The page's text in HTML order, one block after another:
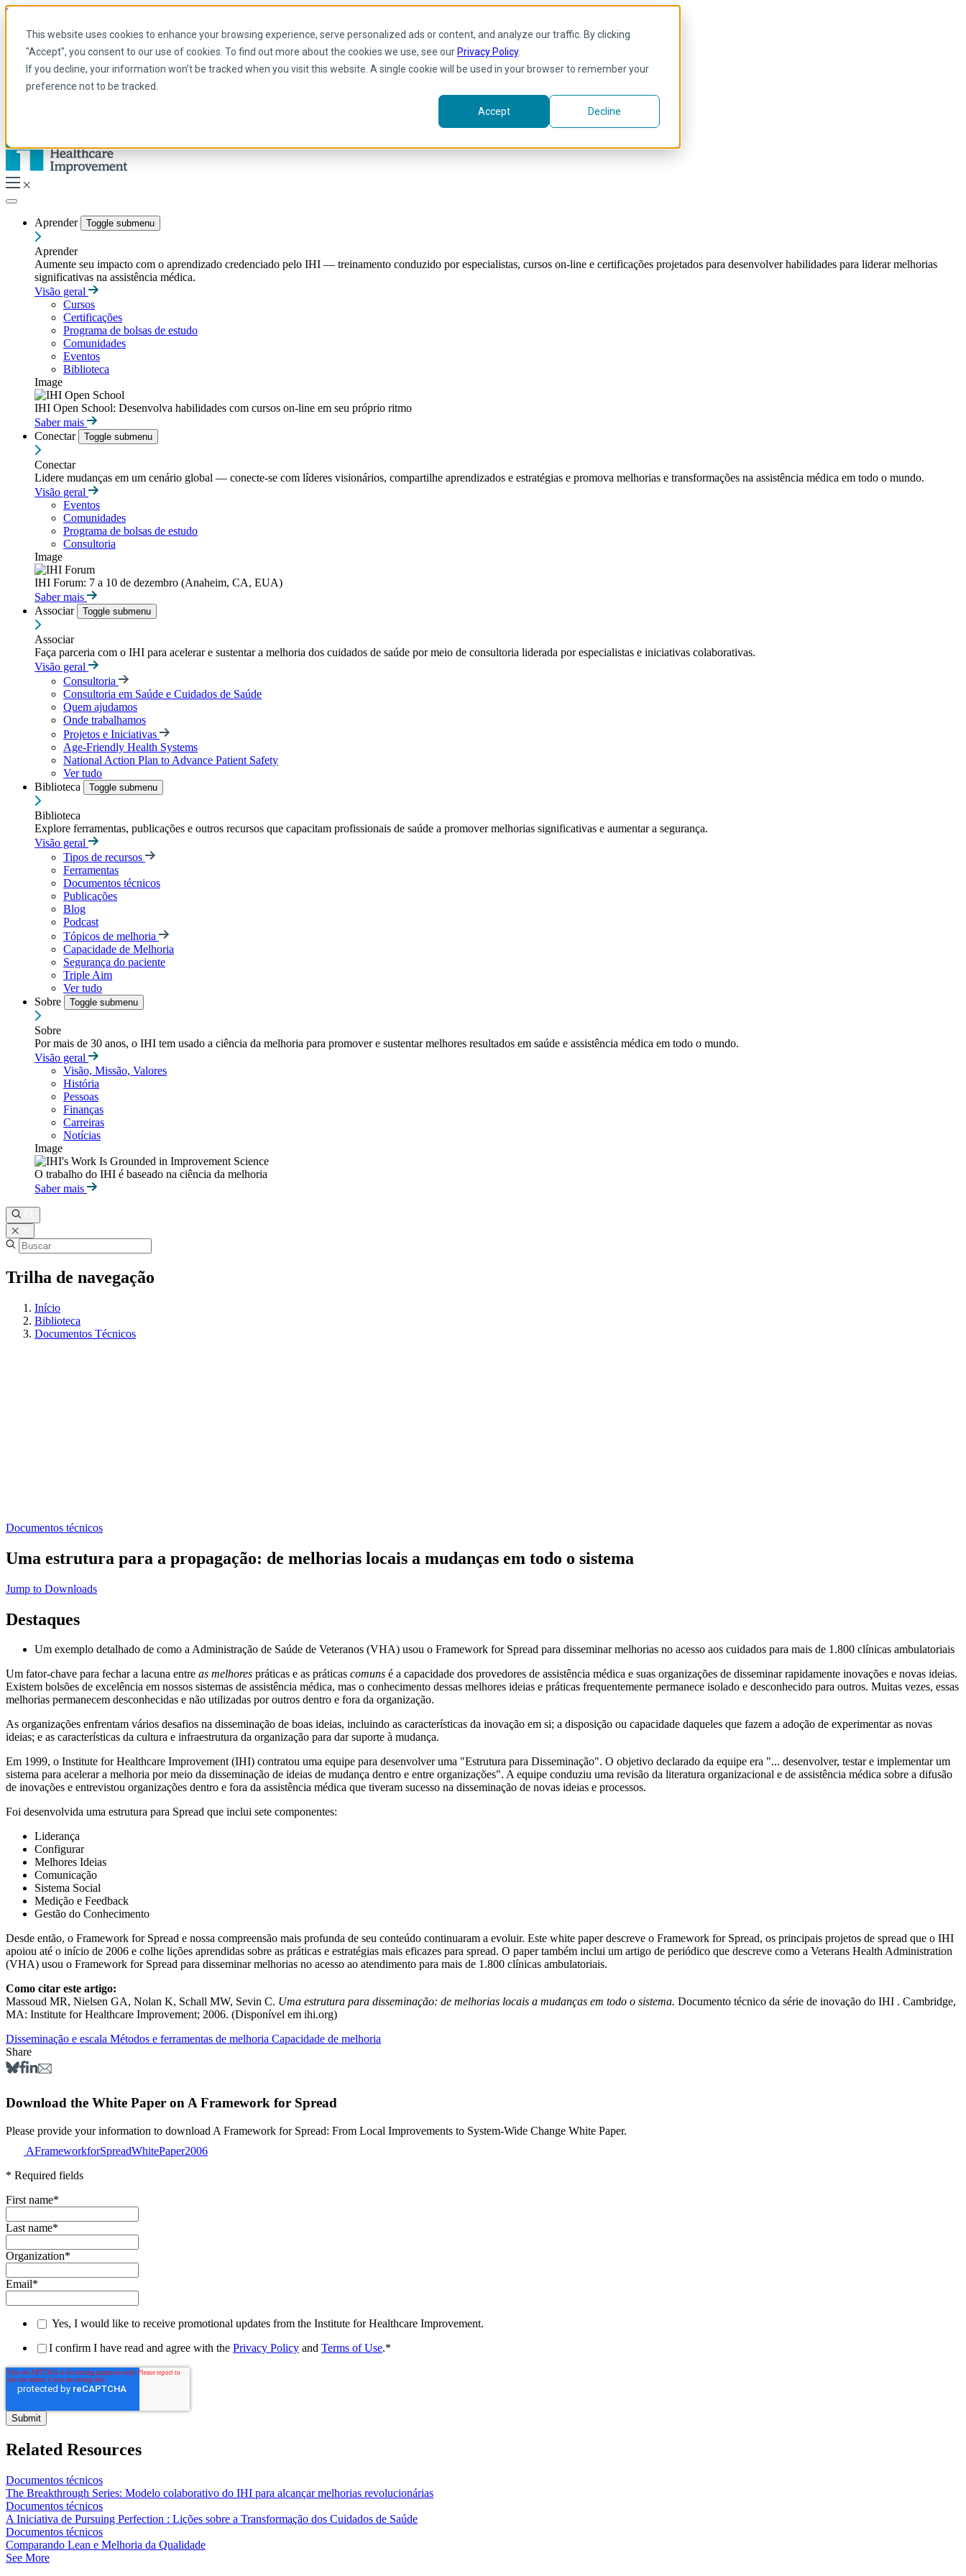
This website uses cookies to enhance your browsing experience, serve personalized ads or content, and analyze our traffic. By clicking
"Accept", you consent to our use of cookies. To find out more about the cookies we use, see our Privacy Policy.
If you decline, your information won’t be tracked when you visit this website. A single cookie will be used in your browser to remember your
preference not to be tracked.
Accept Decline
Skip to main content
Portuguese
Arabic
Inglês
Francês
Aprender Toggle submenu
Aprender
Aumente seu impacto com o aprendizado credenciado pelo IHI — treinamento conduzido por especialistas, cursos on-line e certificações projetados para desenvolver habilidades para liderar melhorias
significativas na assistência médica.
Visão geral
Cursos
Certificações
Programa de bolsas de estudo
Comunidades
Eventos
Biblioteca
Image
IHI Open School: Desenvolva habilidades com cursos on-line em seu próprio ritmo
Saber mais
Conectar
Toggle submenu
Conectar
Lidere mudanças em um cenário global — conecte-se com líderes visionários, compartilhe aprendizados e estratégias e promova melhorias e transformações na assistência médica em todo o mundo.
Visão geral
Eventos
Comunidades
Programa de bolsas de estudo
Consultoria
Image
IHI Forum: 7 a 10 de dezembro (Anaheim, CA, EUA)
Saber mais
Associar
Toggle submenu
Associar
Faça parceria com o IHI para acelerar e sustentar a melhoria dos cuidados de saúde por meio de consultoria liderada por especialistas e iniciativas colaborativas.
Visão geral
Consultoria
Consultoria em Saúde e Cuidados de Saúde
Quem ajudamos
Onde trabalhamos
Projetos e Iniciativas
Age-Friendly Health Systems
National Action Plan to Advance Patient Safety
Ver tudo
Biblioteca
Toggle submenu
Biblioteca
Explore ferramentas, publicações e outros recursos que capacitam profissionais de saúde a promover melhorias significativas e aumentar a segurança.
Visão geral
Tipos de recursos
Ferramentas
Documentos técnicos
Publicações
Blog
Podcast
Tópicos de melhoria
Capacidade de Melhoria
Segurança do paciente
Triple Aim
Ver tudo
Sobre
Toggle submenu
Sobre
Por mais de 30 anos, o IHI tem usado a ciência da melhoria para promover e sustentar melhores resultados em saúde e assistência médica em todo o mundo.
Visão geral
Visão, Missão, Valores
História
Pessoas
Finanças
Carreiras
Notícias
Image
O trabalho do IHI é baseado na ciência da melhoria
Saber mais
Trilha de navegação
Início
Biblioteca
Documentos Técnicos
Documentos técnicos
Uma estrutura para a propagação: de melhorias locais a mudanças em todo o sistema
Jump to Downloads
Destaques
Um exemplo detalhado de como a Administração de Saúde de Veteranos (VHA) usou o Framework for Spread para disseminar melhorias no acesso aos cuidados para mais de 1.800 clínicas ambulatoriais
Um fator-chave para fechar a lacuna entre as melhores práticas e as práticas comuns é a capacidade dos provedores de assistência médica e suas organizações de disseminar rapidamente inovações e novas ideias.
Existem bolsões de excelência em nossos sistemas de assistência médica, mas o conhecimento dessas melhores ideias e práticas frequentemente permanece isolado e desconhecido para outros. Muitas vezes, essas
melhorias permanecem desconhecidas e não utilizadas por outros dentro e fora da organização.
As organizações enfrentam vários desafios na disseminação de boas ideias, incluindo as características da inovação em si; a disposição ou capacidade daqueles que fazem a adoção de experimentar as novas
ideias; e as características da cultura e infraestrutura da organização para dar suporte à mudança.
Em 1999, o Institute for Healthcare Improvement (IHI) contratou uma equipe para desenvolver uma "Estrutura para Disseminação". O objetivo declarado da equipe era "... desenvolver, testar e implementar um
sistema para acelerar a melhoria por meio da disseminação de ideias de mudança dentro e entre organizações". A equipe conduziu uma revisão da literatura organizacional e de assistência médica sobre a difusão
de inovações e entrevistou organizações dentro e fora da assistência médica que tiveram sucesso na disseminação de novas ideias e processos.
Foi desenvolvida uma estrutura para Spread que inclui sete componentes:
Liderança
Configurar
Melhores Ideias
Comunicação
Sistema Social
Medição e Feedback
Gestão do Conhecimento
Desde então, o Framework for Spread e nossa compreensão mais profunda de seu conteúdo continuaram a evoluir. Este white paper descreve o Framework for Spread, os principais projetos de spread que o IHI
apoiou até o início de 2006 e colhe lições aprendidas sobre as práticas e estratégias mais eficazes para spread. O paper também inclui um artigo de periódico que descreve como a Veterans Health Administration
(VHA) usou o Framework for Spread para disseminar melhorias no acesso ao atendimento para mais de 1.800 clínicas ambulatoriais.
Como citar este artigo:
Massoud MR, Nielsen GA, Nolan K, Schall MW, Sevin C. Uma estrutura para disseminação: de melhorias locais a mudanças em todo o sistema. Documento técnico da série de inovação do IHI . Cambridge,
MA: Institute for Healthcare Improvement; 2006. (Disponível em ihi.org)
Disseminação e escala Métodos e ferramentas de melhoria Capacidade de melhoria
Share
Download the White Paper on A Framework for Spread
Please provide your information to download A Framework for Spread: From Local Improvements to System-Wide Change White Paper.
AFrameworkforSpreadWhitePaper2006
* Required fields
First name*
Last name*
Organization*
Email*
Yes, I would like to receive promotional updates from the Institute for Healthcare Improvement.
I confirm I have read and agree with the Privacy Policy and Terms of Use.*
Related Resources
Documentos técnicos
The Breakthrough Series: Modelo colaborativo do IHI para alcançar melhorias revolucionárias
Documentos técnicos
A Iniciativa de Pursuing Perfection : Lições sobre a Transformação dos Cuidados de Saúde
Documentos técnicos
Comparando Lean e Melhoria da Qualidade
See More